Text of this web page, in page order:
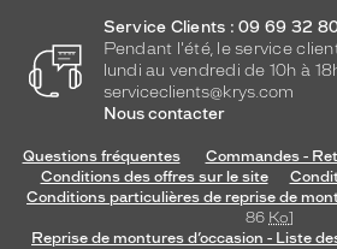
Service Clients : 09 69 32
Pendant l'été, le service
lundi au vendredi de 10h à
serviceclients@krys.com
Nous contacter
Questions fréquentes
Commandes -
Conditions des offres sur le site
Conditions particulières de reprise de
86 Ko]
Reprise de montures d’occasion - Liste